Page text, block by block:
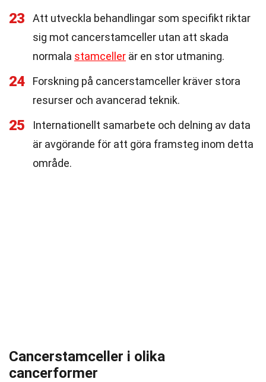
23
Att utveckla behandlingar som specifikt riktar
sig mot cancerstamceller utan att skada
normala stamceller är en stor utmaning.
24
Forskning på cancerstamceller kräver stora
resurser och avancerad teknik.
25
Internationellt samarbete och delning av data
är avgörande för att göra framsteg inom detta
område.
Cancerstamceller i olika
cancerformer